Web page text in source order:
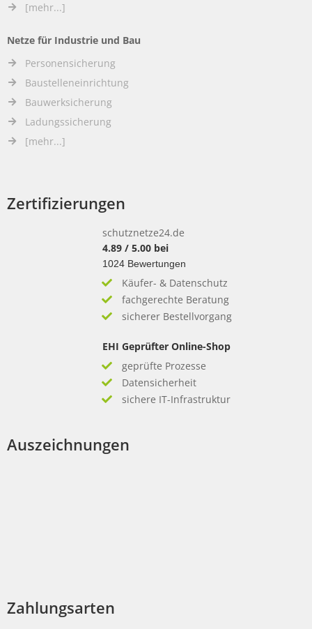
[mehr...]
Netze für Industrie und Bau
Personensicherung
Baustelleneinrichtung
Bauwerksicherung
Ladungssicherung
[mehr...]
Zertifizierungen
schutznetze24.de
4.89/ 5.00bei
1024Bewertungen
Käufer- & Datenschutz
fachgerechte Beratung
sicherer Bestellvorgang
EHI Geprüfter Online-Shop
geprüfte Prozesse
Datensicherheit
sichere IT-Infrastruktur
Auszeichnungen
Zahlungsarten